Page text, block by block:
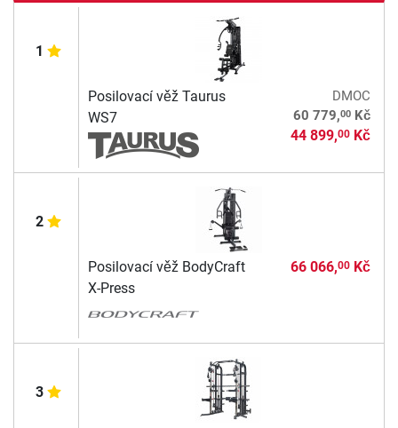
1
Posilovací věž Taurus
WS7
DMOC
60 779,00Kč
44 899,00Kč
2
Posilovací věž BodyCraft
X-Press
66 066,00Kč
3